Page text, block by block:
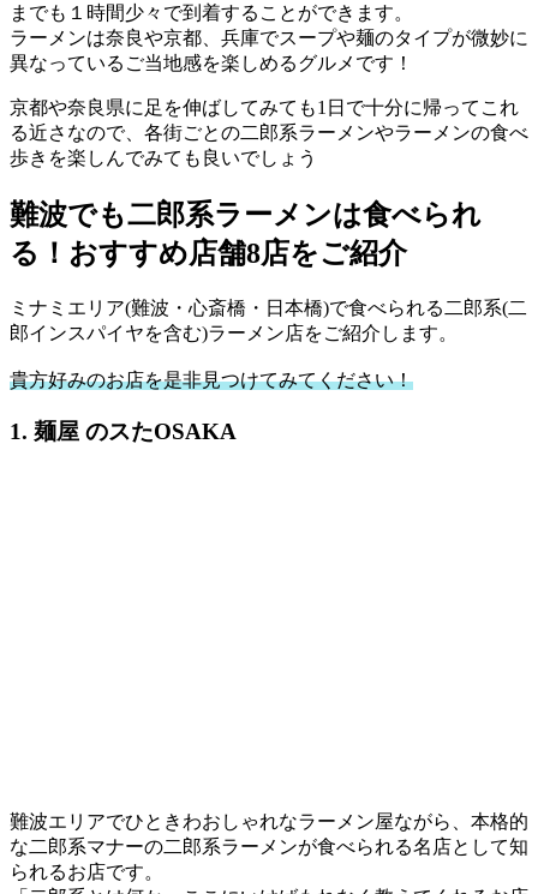
までも１時間少々で到着することができます。
ラーメンは奈良や京都、兵庫でスープや麺のタイプが微妙に
異なっているご当地感を楽しめるグルメです！
京都や奈良県に足を伸ばしてみても1日で十分に帰ってこれ
る近さなので、各街ごとの二郎系ラーメンやラーメンの食べ
歩きを楽しんでみても良いでしょう
難波でも二郎系ラーメンは食べられ
る！おすすめ店舗8店をご紹介
ミナミエリア(難波・心斎橋・日本橋)で食べられる二郎系(二
郎インスパイヤを含む)ラーメン店をご紹介します。
貴方好みのお店を是非見つけてみてください！
1. 麺屋 のスたOSAKA
難波エリアでひときわおしゃれなラーメン屋ながら、本格的
な二郎系マナーの二郎系ラーメンが食べられる名店として知
られるお店です。